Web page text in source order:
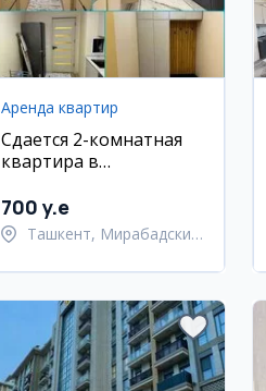
Аренда квартир
Сдается 2-комнатная
квартира в
ТЦ Альфраганус
700 y.e
Ташкент, Мирабадский